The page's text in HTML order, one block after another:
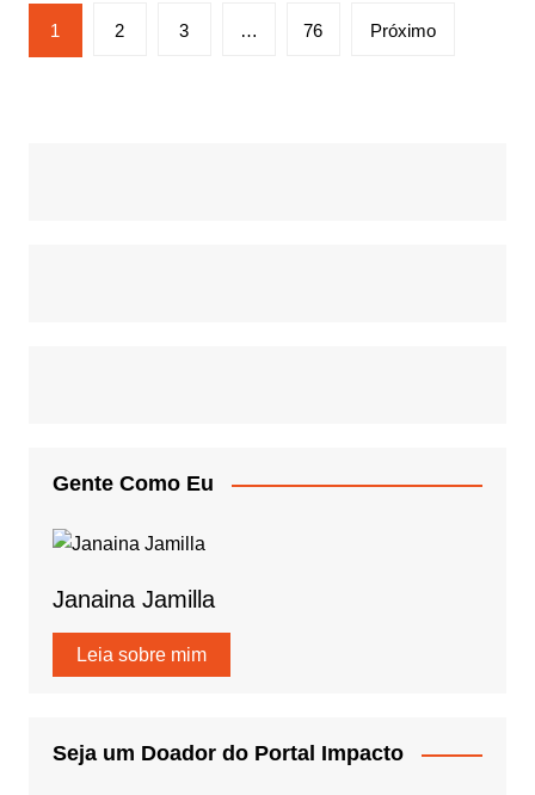
Paginação
de
1 2 3 … 76 Próximo
Gente Como Eu
Janaina Jamilla
Leia sobre mim
Seja um Doador do Portal Impacto